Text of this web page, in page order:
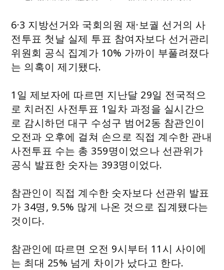
6·3 지방선거와 국회의원 재·보궐 선거의 사
전투표 첫날 실제 투표 참여자보다 선거관리
위원회 공식 집계가 10% 가까이 부풀려졌다
는 의혹이 제기됐다.
1일 제보자에 따르면 지난달 29일 전국적으
로 치러진 사전투표 1일차 과정을 실시간으
로 감시하던 대구 수성구 범어2동 참관인이
오전과 오후에 걸쳐 손으로 직접 계수한 관내
사전투표 수는 총 359명이었으나 선관위가
공식 발표한 숫자는 393명이었다.
참관인이 직접 계수한 숫자보다 선관위 발표
가 34명, 9.5% 많게 나온 것으로 집계됐다는
것이다.
참관인에 따르면 오전 9시부터 11시 사이에
는 최대 25% 넘게 차이가 났다고 한다.